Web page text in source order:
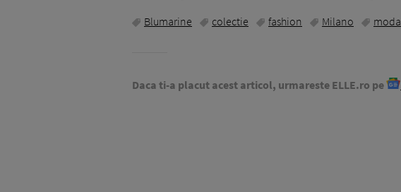
Blumarine colectie fashion Milano moda
Daca ti-a placut acest articol, urmareste ELLE.ro pe